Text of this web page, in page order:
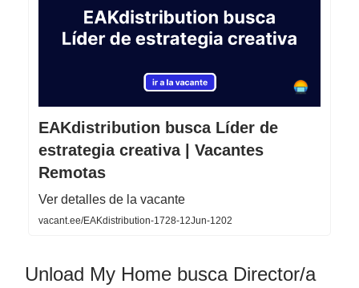
EAKdistribution busca Líder de
estrategia creativa | Vacantes
Remotas
Ver detalles de la vacante
vacant.ee/EAKdistribution-1728-12Jun-1202
Unload My Home busca Director/a